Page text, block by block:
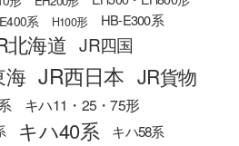
系 H100形 HB-E300系
北海道 JR四国
海 JR西日本 JR貨物
キハ11・25・75形
キハ40系 キハ58系